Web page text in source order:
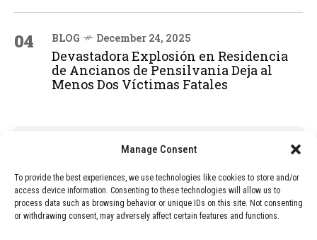
Manage Consent
To provide the best experiences, we use technologies like cookies to store and/or
access device information. Consenting to these technologies will allow us to
process data such as browsing behavior or unique IDs on this site. Not consenting
or withdrawing consent, may adversely affect certain features and functions.
04 BLOG December 24, 2025
Devastadora Explosión en Residencia
de Ancianos de Pensilvania Deja al
Menos Dos Víctimas Fatales